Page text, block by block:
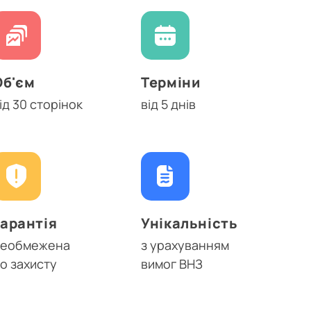
30 сторінок
захисту
Терміни
від 5 днів
Унікальність
з урахуванням
вимог ВНЗ